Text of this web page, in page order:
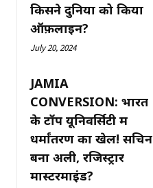
किसने दुनिया को किया
ऑफ़लाइन?
July 20, 2024
JAMIA
CONVERSION: भारत
के टॉप यूनिवर्सिटी में
धर्मांतरण का खेल! सचिन
बना अली, रजिस्ट्रार
मास्टरमाइंड?